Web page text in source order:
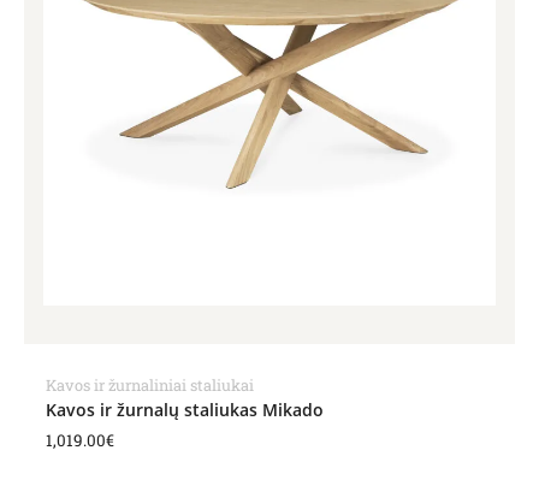
Kavos ir žurnaliniai staliukai
Kavos ir žurnalų staliukas Mikado
1,019.00€